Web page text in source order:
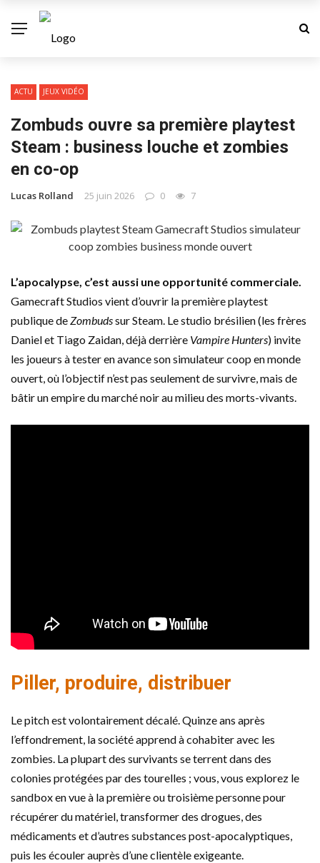
ACTU JEUX VIDÉO
Zombuds ouvre sa première playtest
Steam : business louche et zombies
en co-op
Lucas Rolland 25 juin 2026 0 7
L’apocalypse, c’est aussi une opportunité commerciale.
Gamecraft Studios vient d’ouvrir la première playtest
publique deZombudssur Steam. Le studio brésilien (les frères
Daniel et Tiago Zaidan, déjà derrière Vampire Hunters) invite
les joueurs à tester en avance son simulateur coop en monde
ouvert, où l’objectif n’est pas seulement de survivre, mais de
bâtir un empire du marché noir au milieu des morts-vivants.
Piller, produire, distribuer
Le pitch est volontairement décalé. Quinze ans après
l’effondrement, la société apprend à cohabiter avec les
zombies. La plupart des survivants se terrent dans des
colonies protégées par des tourelles ; vous, vous explorez le
sandbox en vue à la première ou troisième personne pour
récupérer du matériel, transformer des drogues, des
médicaments et d’autres substances post-apocalyptiques,
puis les écouler auprès d’une clientèle exigeante.